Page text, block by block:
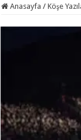
Anasayfa / Köşe